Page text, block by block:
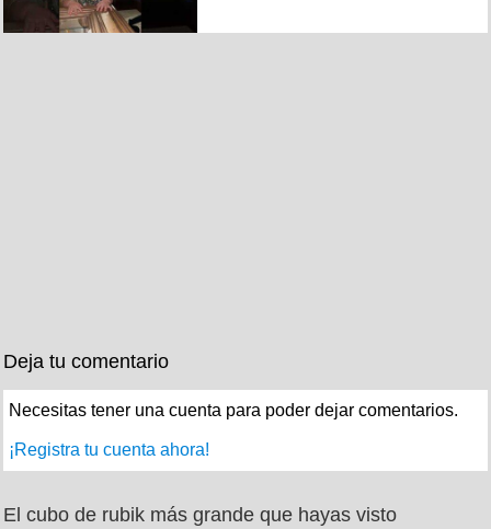
Deja tu comentario
Necesitas tener una cuenta para poder dejar comentarios.
¡Registra tu cuenta ahora!
El cubo de rubik más grande que hayas visto